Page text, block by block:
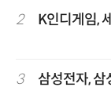
2 K인디게임,
3 삼성전자,